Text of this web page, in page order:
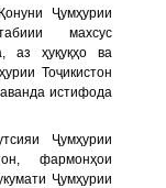
Ҷумҳурии
махсус
аз ҳуқуқҳо ва
Тоҷикистон
истифода
Ҷумҳурии
фармонҳои
Ҷумҳурии